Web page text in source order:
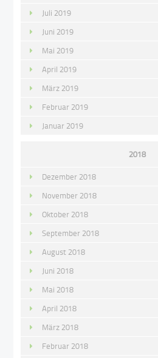
Juli 2019
Juni 2019
Mai 2019
April 2019
März 2019
Februar 2019
Januar 2019
2018
Dezember 2018
November 2018
Oktober 2018
September 2018
August 2018
Juni 2018
Mai 2018
April 2018
März 2018
Februar 2018